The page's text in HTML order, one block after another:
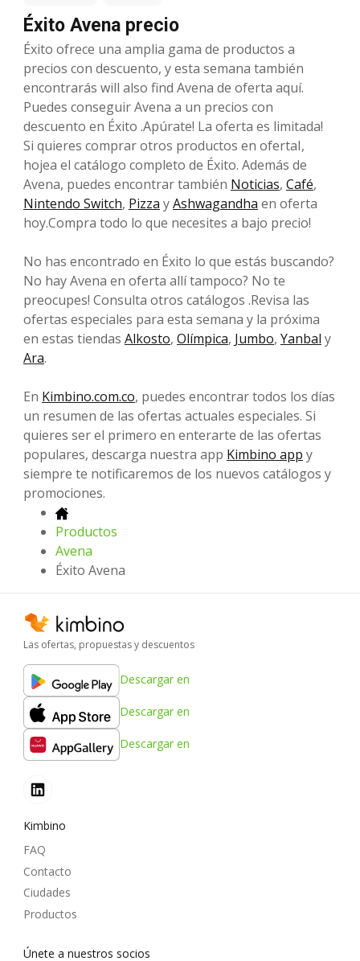
Éxito Avena precio
Éxito ofrece una amplia gama de productos a
precios con descuento, y esta semana también
encontrarás will also find Avena de oferta aquí.
Puedes conseguir Avena a un precios con
descuento en Éxito .Apúrate! La oferta es limitada!
Si quieres comprar otros productos en ofertaI,
hojea el catálogo completo de Éxito. Además de
Avena, puedes encontrar también Noticias, Café,
Nintendo Switch, Pizza yAshwagandha en oferta
hoy.Compra todo lo que necesites a bajo precio!
No has encontrado en Éxito lo que estás buscando?
No hay Avena en oferta allí tampoco? No te
preocupes! Consulta otros catálogos .Revisa las
ofertas especiales para esta semana y la próxima
en estas tiendas Alkosto, Olímpica, Jumbo, Yanbal y
Ara.
En Kimbino.com.co, puedes encontrar todos los días
un resumen de las ofertas actuales especiales. Si
quieres ser el primero en enterarte de las ofertas
populares, descarga nuestra app Kimbino app y
siempre te notificaremos de los nuevos catálogos y
promociones.
Productos
Avena
Éxito Avena
Las ofertas, propuestas y descuentos
Descargar en
Descargar en
Descargar en
Kimbino
FAQ
Contacto
Ciudades
Productos
Únete a nuestros socios